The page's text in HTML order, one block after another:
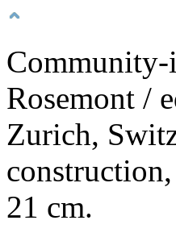
Community-
Rosemont /
Zurich,
21 cm.